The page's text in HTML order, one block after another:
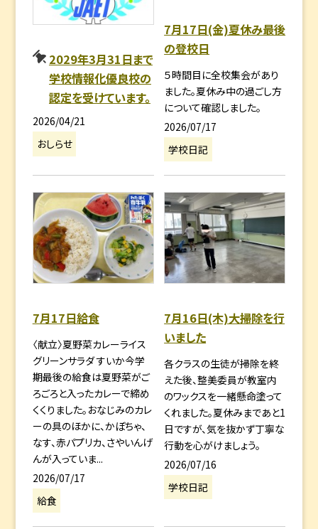
2029年3月31日まで
学校情報化優良校の
認定を受けています。
2026/04/21
おしらせ
7月17日(金)夏休み最後
の登校日
５時間目に全校集会があり
ました。夏休み中の過ごし方
について確認しました。
2026/07/17
学校日記
7月17日給食
〈献立〉夏野菜カレーライス
グリーンサラダ すいか今学
期最後の給食は夏野菜がご
ろごろと入ったカレーで締め
くくりました。おなじみのカレ
ーの具のほかに、かぼちゃ、
なす、赤パプリカ、さやいんげ
んが入っていま...
2026/07/17
給食
7月16日(木)大掃除を行
いました
各クラスの生徒が掃除を終
えた後、整美委員が教室内
のワックスを一緒懸命塗って
くれました。夏休みまであと1
日ですが、気を抜かず丁寧な
行動を心がけましょう。
2026/07/16
学校日記